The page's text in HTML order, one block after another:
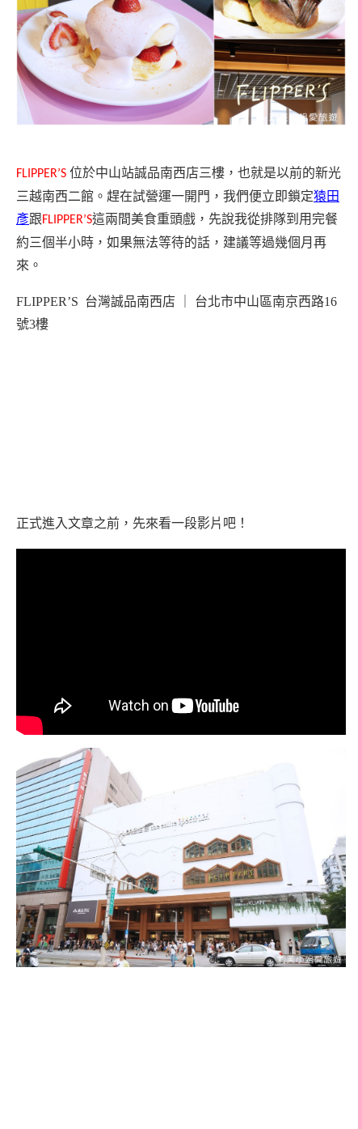
FLIPPER’S 位於中山站誠品南西店三樓，也就是以前的新光
三越南西二館。趕在試營運一開門，我們便立即鎖定猿田
彥跟FLIPPER’S這兩間美食重頭戲，先說我從排隊到用完餐
約三個半小時，如果無法等待的話，建議等過幾個月再
來。
FLIPPER’S 台灣誠品南西店 ｜ 台北市中山區南京西路16
號3樓
正式進入文章之前，先來看一段影片吧！